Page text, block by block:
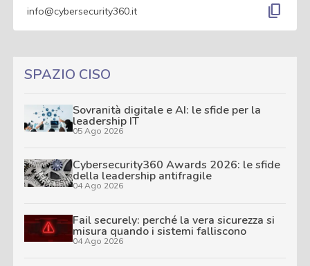
info@cybersecurity360.it content_copy
SPAZIO CISO
Sovranità digitale e AI: le sfide per la
leadership IT
05 Ago 2026
Cybersecurity360 Awards 2026: le sfide
della leadership antifragile
04 Ago 2026
Fail securely: perché la vera sicurezza si
misura quando i sistemi falliscono
04 Ago 2026